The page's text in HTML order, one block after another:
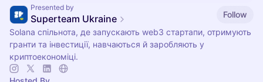
Presented by
Superteam Ukraine
Follow
Solana спільнота, де запускають web3 стартапи, отримують
гранти та інвестиції, навчаються й заробляють у
криптоекономіці.